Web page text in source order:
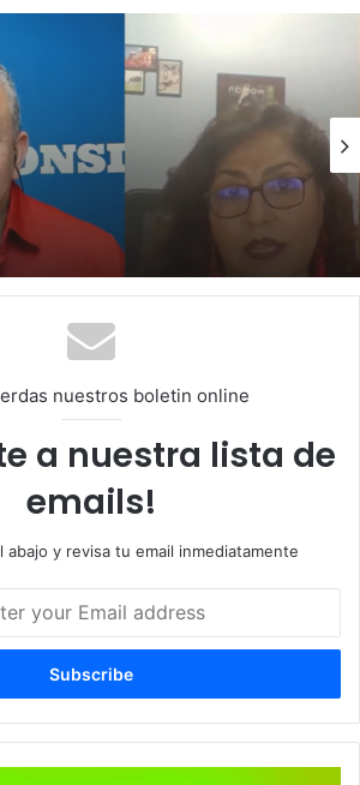
te
para todos en
nuestros boletin online
a nuestra lista de
emails!
abajo y revisa tu email inmediatamente